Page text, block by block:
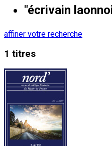
"écrivain
affiner votre recherche
1 titres